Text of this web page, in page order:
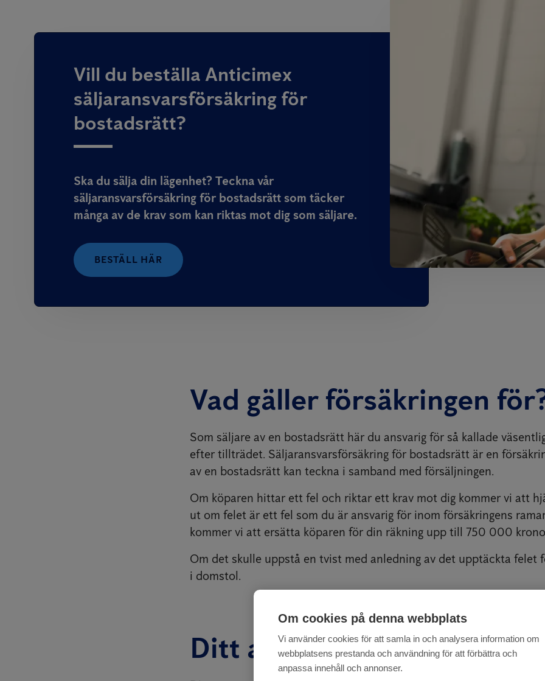
Vill du beställa Anticimex
säljaransvarsförsäkring för
bostadsrätt?
Ska du sälja din lägenhet? Teckna vår
säljaransvarsförsäkring för bostadsrätt som täcker
många av de krav som kan riktas mot dig som säljare.
BESTÄLL HÄR
Vad gäller försäkringen
Som säljare av en bostadsrätt här du ansvarig för så kallade
efter tillträdet. Säljaransvarsförsäkring för bostadsrätt är en
av en bostadsrätt kan teckna i samband med försäljningen.
Om köparen hittar ett fel och riktar ett krav mot dig kommer vi att
ut om felet är ett fel som du är ansvarig för inom försäkringens
kommer vi att ersätta köparen för din räkning upp till 750 000
Om det skulle uppstå en tvist med anledning av det upptäckta felet
i domstol.
Ditt ansvar som säljare
Om cookies på denna webbplats
Vi använder cookies för att samla in och analysera information om
webbplatsens prestanda och användning för att förbättra och
anpassa innehåll och annonser.